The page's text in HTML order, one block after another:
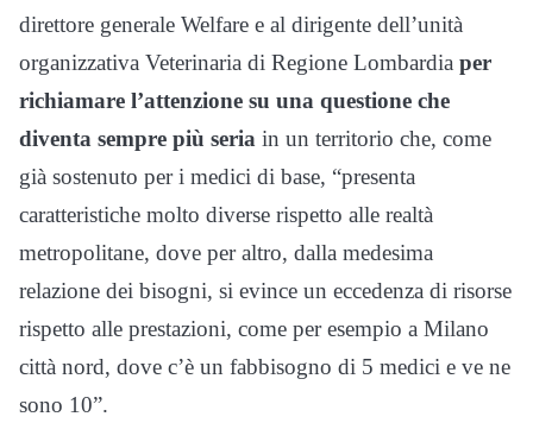
direttore generale Welfare e al dirigente dell’unità
organizzativa Veterinaria di Regione Lombardia per
richiamare l’attenzione su una questione che
diventa sempre più seria in un territorio che, come
già sostenuto per i medici di base, “presenta
caratteristiche molto diverse rispetto alle realtà
metropolitane, dove per altro, dalla medesima
relazione dei bisogni, si evince un eccedenza di risorse
rispetto alle prestazioni, come per esempio a Milano
città nord, dove c’è un fabbisogno di 5 medici e ve ne
sono 10”.